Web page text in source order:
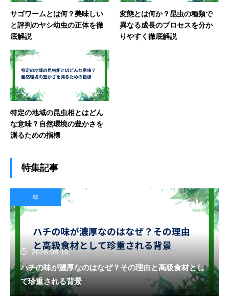
サゴワームとは何？美味しい
と評判のヤシ幼虫の正体を徹
底解説
変態とは何か？昆虫の種類で
異なる成長のプロセスを分か
りやすく徹底解説
特定の地域の昆虫相とはどん
な意味？自然環境の豊かさを
測るための指標
特集記事
味
2026.08.10
ハチの味が濃厚なのはなぜ？その理由と高級食材とし
て珍重される背景